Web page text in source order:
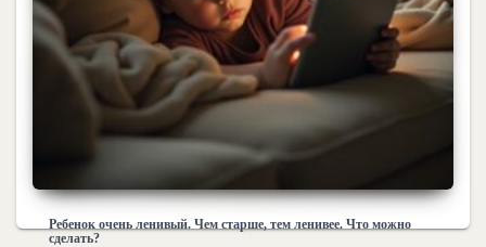
Ребенок очень ленивый. Чем старше, тем ленивее. Что можно
сделать?